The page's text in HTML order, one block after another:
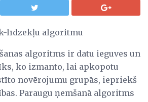
līdzekļu algoritmu
algoritms ir datu ieguves un
ko izmanto, lai apkopotu
novērojumu grupās, iepriekš
Paraugu ņemšanā algoritms